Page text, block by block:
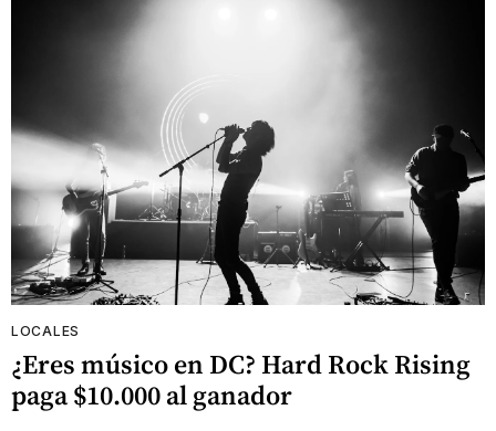
LOCALES
¿Eres músico en DC? Hard Rock Rising
paga $10.000 al ganador